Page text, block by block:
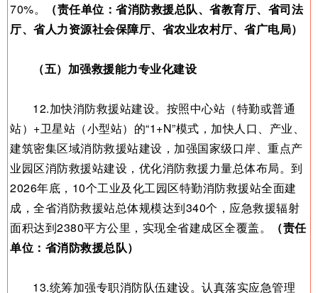
70%。
（责任单位：省消防救援总队、省教育厅、省司法
厅、省人力资源社会保障厅、省农业农村厅、省广电局）
（五）加强救援能力专业化建设
12.加快消防救援站建设。按照中心站（特勤或普通
站）+卫星站（小型站）的“1+N”模式，加快人口、产业、
建筑密集区域消防救援站建设，加强国家级口岸、重点产
业园区消防救援站建设，优化消防救援力量总体布局。到
2026年底，10个工业及化工园区特勤消防救援站全面建
成，全省消防救援站总体规模达到340个，应急救援辐射
面积达到2380平方公里，实现全省建成区全覆盖。
（责任
单位：省消防救援总队）
13.统筹加强专职消防队伍建设。认真落实应急管理